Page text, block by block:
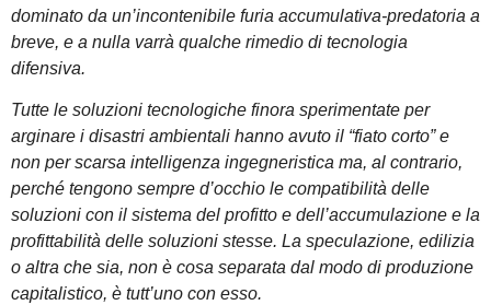
dominato da un’incontenibile furia accumulativa-predatoria a
breve, e a nulla varrà qualche rimedio di tecnologia
difensiva.
Tutte le soluzioni tecnologiche finora sperimentate per
arginare i disastri ambientali hanno avuto il “fiato corto” e
non per scarsa intelligenza ingegneristica ma, al contrario,
perché tengono sempre d’occhio le compatibilità delle
soluzioni con il sistema del profitto e dell’accumulazione e la
profittabilità delle soluzioni stesse. La speculazione, edilizia
o altra che sia, non è cosa separata dal modo di produzione
capitalistico, è tutt’uno con esso.